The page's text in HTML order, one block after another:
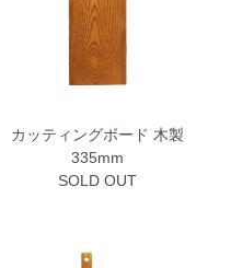
カッティングボード 木製
335mm
SOLD OUT